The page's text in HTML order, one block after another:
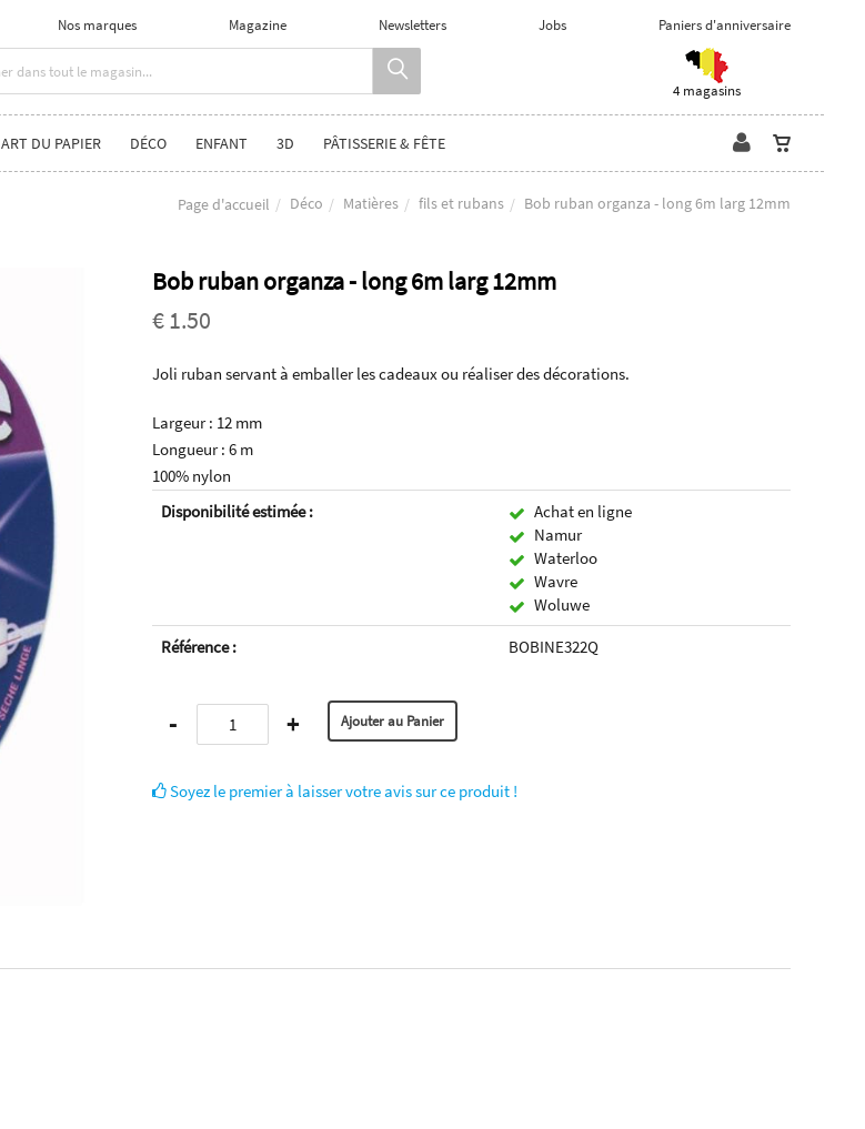
Nos marques Magazine Newsletters Jobs Paniers d'anniversaire
4 magasins
ART DU PAPIER DÉCO ENFANT 3D PÂTISSERIE & FÊTE
Page d'accueil Déco Matières fils et rubans Bob ruban organza - long 6m larg 12mm
Bob ruban organza - long 6m larg 12mm
€ 1.50
Joli ruban servant à emballer les cadeaux ou réaliser des décorations.
Largeur : 12 mm
Longueur : 6 m
100% nylon
Disponibilité estimée :
Achat en ligne
Namur
Waterloo
Wavre
Woluwe
Référence :
BOBINE322Q
- +
Soyez le premier à laisser votre avis sur ce produit !